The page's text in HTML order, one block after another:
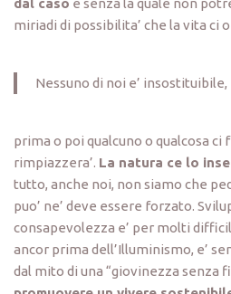
miriadi di possibilita’ che la vita ci
Nessuno di noi e’ insostituibile,
prima o poi qualcuno o qualcosa ci
rimpiazzera’. La natura ce lo
tutto, anche noi, non siamo che
puo’ ne’ deve essere forzato.
consapevolezza e’ per molti
ancor prima dell’Illuminismo, e’
dal mito di una “giovinezza senza